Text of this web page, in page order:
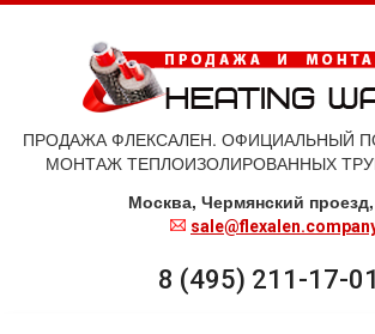
ПРОДАЖА ФЛЕКСАЛЕН. ОФИЦИАЛЬНЫЙ
МОНТАЖ ТЕПЛОИЗОЛИРОВАННЫХ
Москва, Чермянский
8 (495) 211-17-01